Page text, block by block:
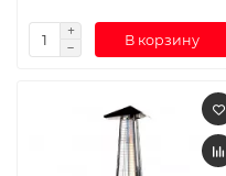
В корзину